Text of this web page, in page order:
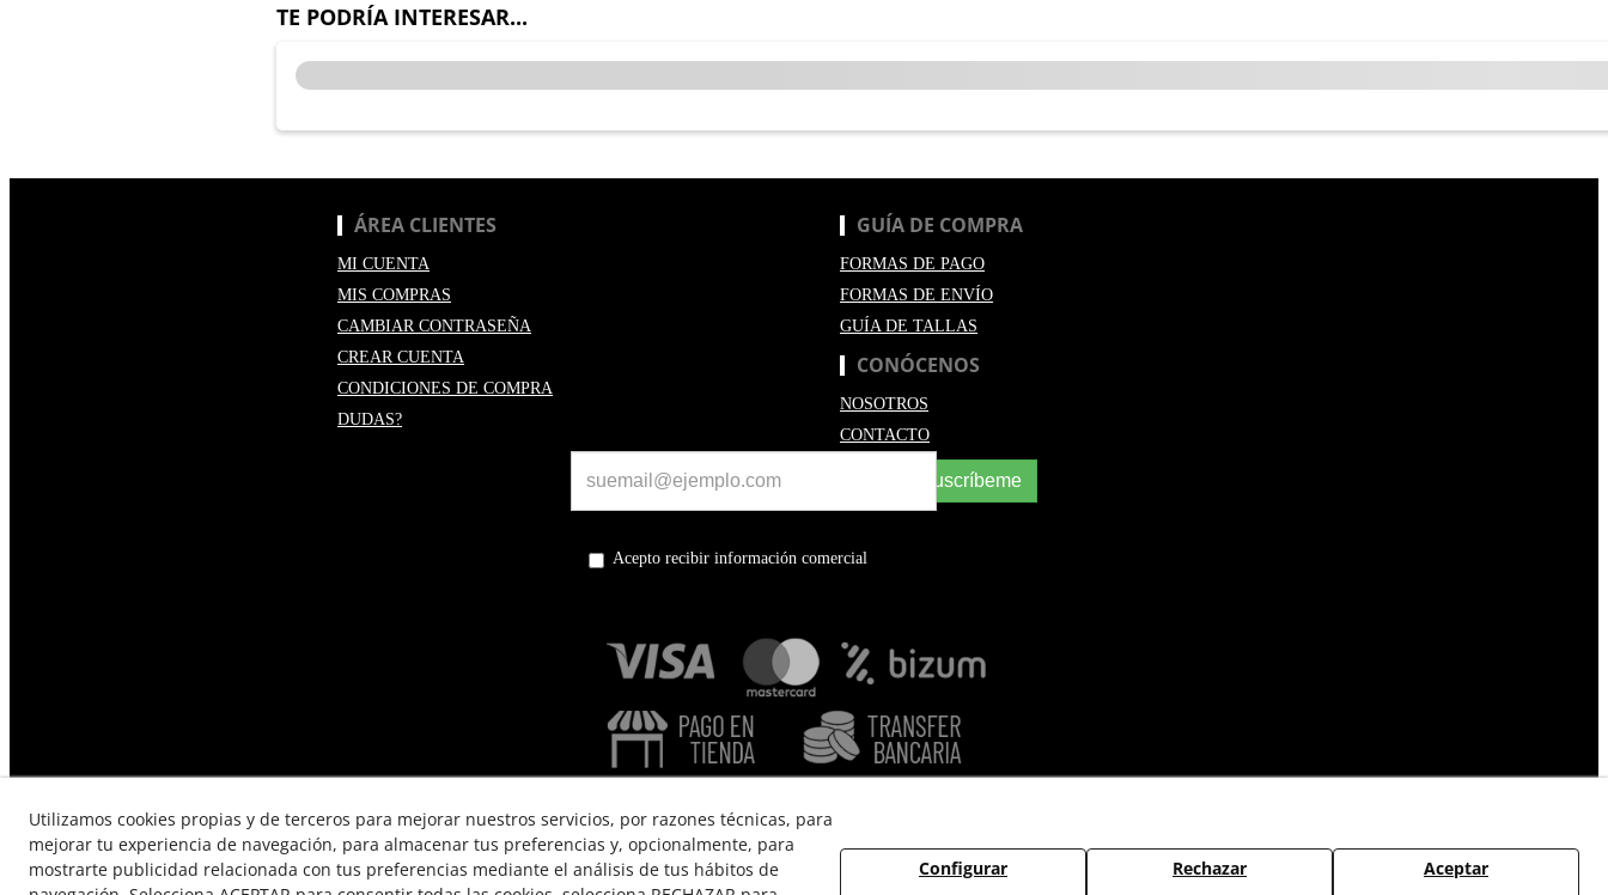
TE PODRÍA INTERESAR...
ÁREA CLIENTES
MI CUENTA
MIS COMPRAS
CAMBIAR CONTRASEÑA
CREAR CUENTA
CONDICIONES DE COMPRA
DUDAS?
GUÍA DE COMPRA
FORMAS DE PAGO
FORMAS DE ENVÍO
GUÍA DE TALLAS
CONÓCENOS
NOSOTROS
CONTACTO
Suscríbeme
Acepto recibir información comercial
TÉRMINOS Y CONDICIONES DE USO POLÍTICA DE PRIVACIDAD POLÍTICA DE COOKIES CAMBIOS Y DEVOLUCIONES
Utilizamos cookies propias y de terceros para mejorar nuestros servicios, por razones técnicas, para
mejorar tu experiencia de navegación, para almacenar tus preferencias y, opcionalmente, para
mostrarte publicidad relacionada con tus preferencias mediante el análisis de tus hábitos de
Configurar Rechazar Aceptar